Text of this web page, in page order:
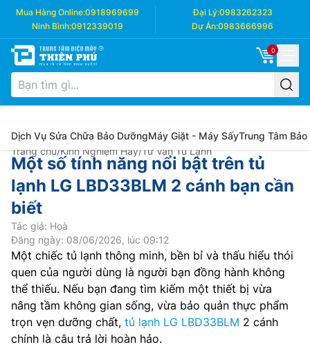
Mua Hàng Online:0918969699 Đại Lý:0983262323
Ninh Bình:0912339019 Dự Án:0983666996
0
Dịch Vụ Sửa Chữa Bảo DưỡngMáy Giặt - Máy SấyTrung Tâm Bảo
Trang chủ/Kinh Nghiệm Hay/Tư Vấn Tủ Lạnh
Một số tính năng nổi bật trên tủ
lạnh LG LBD33BLM 2 cánh bạn cần
biết
Tác giả: Hoà
Đăng ngày: 08/06/2026, lúc 09:12
Một chiếc tủ lạnh thông minh, bền bỉ và thấu hiểu thói
quen của người dùng là người bạn đồng hành không
thể thiếu. Nếu bạn đang tìm kiếm một thiết bị vừa
nâng tầm không gian sống, vừa bảo quản thực phẩm
trọn vẹn dưỡng chất, tủ lạnh LG LBD33BLM 2 cánh
chính là câu trả lời hoàn hảo.